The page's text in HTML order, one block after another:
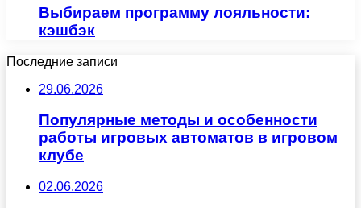
Выбираем программу лояльности:
кэшбэк
Последние записи
29.06.2026
Популярные методы и особенности
работы игровых автоматов в игровом
клубе
02.06.2026